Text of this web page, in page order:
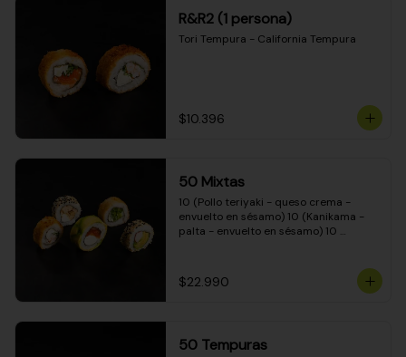
R&R2 (1 persona)
Tori Tempura - California Tempura
$10.396
50 Mixtas
10 (Pollo teriyaki - queso crema -
envuelto en sésamo) 10 (Kanikama -
palta - envuelto en sésamo) 10
cebollín - envuelto en masa tempura)
10 (Pimentón - queso crema - cebollín
$22.990
50 Tempuras